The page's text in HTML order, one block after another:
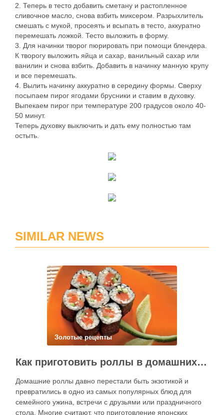
2. Теперь в тесто добавить сметану и растопленное
сливочное масло, снова взбить миксером. Разрыхлитель
смешать с мукой, просеять и всыпать в тесто, аккуратно
перемешать ложкой. Тесто выложить в форму.
3. Для начинки творог пюрировать при помощи блендера.
К творогу выложить яйца и сахар, ванильный сахар или
ванилин и снова взбить. Добавить в начинку манную крупу
и все перемешать.
4. Вылить начинку аккуратно в середину формы. Сверху
посыпаем пирог ягодами брусники и ставим в духовку.
Выпекаем пирог при температуре 200 градусов около 40-
50 минут.
Теперь духовку выключить и дать ему полностью там
остыть.
SIMILAR NEWS
Золотые рецепты
Как приготовить роллы в домашних условиях?
Домашние роллы давно перестали быть экзотикой и
превратились в одно из самых популярных блюд для
семейного ужина, встречи с друзьями или праздничного
стола. Многие считают, что приготовление японских